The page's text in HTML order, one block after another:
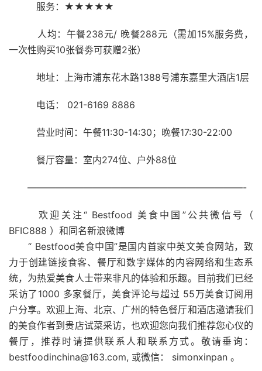
服务：★★★★★
人均：午餐238元/ 晚餐288元（需加15%服务费，
一次性购买10张餐劵可获赠2张）
地址：上海市浦东花木路1388号浦东嘉里大酒店1层
电话： 021-6169 8886
营业时间：午餐11:30-14:30 ；晚餐17:30-22:00
餐厅容量：室内274位、户外88位
———————————————————————-
欢迎关注“ Bestfood 美食中国”公共微信号（
BFIC888 ）和同名新浪微博
“ Bestfood美食中国”是国内首家中英文美食网站，致
力于创建链接食客、餐厅和数字媒体的内容网络和生态系
统，为热爱美食人士带来非凡的体验和乐趣。目前我们已经
采访了1000 多家餐厅，美食评论与超过 55万美食订阅用
户分享。欢迎上海、北京、广州的特色餐厅和酒店邀请我们
的美食作者到贵店试菜采访，也欢迎您向我们推荐您心仪的
餐厅，推荐时请提供联系人和联系方式。敬请垂询：
bestfoodinchina@163.com, 或微信： simonxinpan 。